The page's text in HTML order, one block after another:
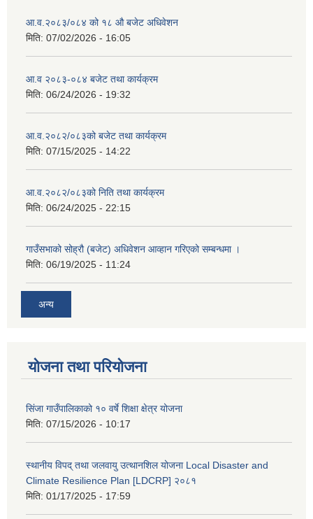
आ.व.२०८३/०८४ को १८ ‍औ बजेट अधिवेशन
मिति: 07/02/2026 - 16:05
आ.व २०८३-०८४ बजेट तथा कार्यक्रम
मिति: 06/24/2026 - 19:32
आ.व.२०८२/०८३को बजेट तथा कार्यक्रम
मिति: 07/15/2025 - 14:22
आ.व.२०८२/०८३को निति तथा कार्यक्रम
मिति: 06/24/2025 - 22:15
गाउँसभाको सोह्रौ (बजेट) अधिवेशन आव्हान गरिएको सम्बन्धमा ।
मिति: 06/19/2025 - 11:24
अन्य
योजना तथा परियोजना
सिंजा गाउँपालिकाको १० वर्षे शिक्षा क्षेत्र योजना
मिति: 07/15/2026 - 10:17
स्थानीय विपद् तथा जलवायु उत्थानशिल योजना Local Disaster and
Climate Resilience Plan [LDCRP] २०८१
मिति: 01/17/2025 - 17:59